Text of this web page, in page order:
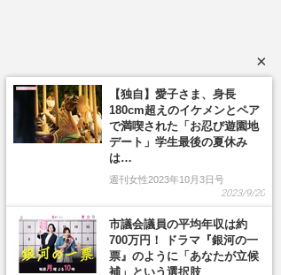
×
【独自】愛子さま、身長
180cm超えのイケメンとペア
で満喫された「お忍び遊園地
デート」学生最後の夏休み
は…
週刊女性2023年10月3日号
2023/9/20
市議会議員の平均年収は約
700万円！ ドラマ『銀河の一
票』のように「あなたが立候
補」という選択肢